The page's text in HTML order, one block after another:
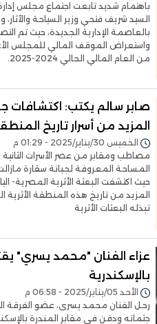
باهتمام شديد تابعت اجتماع مجلس
السيد شريف فتحي وزير السياحة
بالعاصمة الإدارية الجديدة، حيث تم
واستعراض الموقف المالي للمجلس
من العام المالي الحالي 2024-2025.
صابر سالم يكتب:
المزيد من أسرار تاريخ
الخميس 30/يناير/2025 - 01:29 م
مصاطب ومقابر من عصر الأسرات الثانية
المساحة المعروفة لجبانة سقارة
حيث اكتشفت البعثة الأثرية المصرية-
المزيد من تاريخ هذه المنطقة
تبذله البعثات الأثرية
عزاء الفنان "محمد يسري"
بالإسكندرية
الأحد 05/يناير/2025 - 06:58 م
رحل الفنان محمد يسرى، عضو الفرقة
جثمانه ودفن في مقابر المندرة